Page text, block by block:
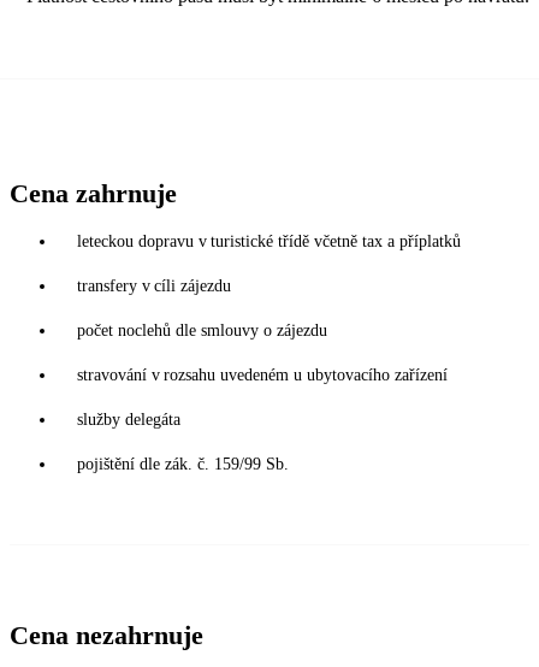
Cena zahrnuje
leteckou dopravu v turistické třídě včetně tax a příplatků
transfery v cíli zájezdu
počet noclehů dle smlouvy o zájezdu
stravování v rozsahu uvedeném u ubytovacího zařízení
služby delegáta
pojištění dle zák. č. 159/99 Sb.
Cena nezahrnuje